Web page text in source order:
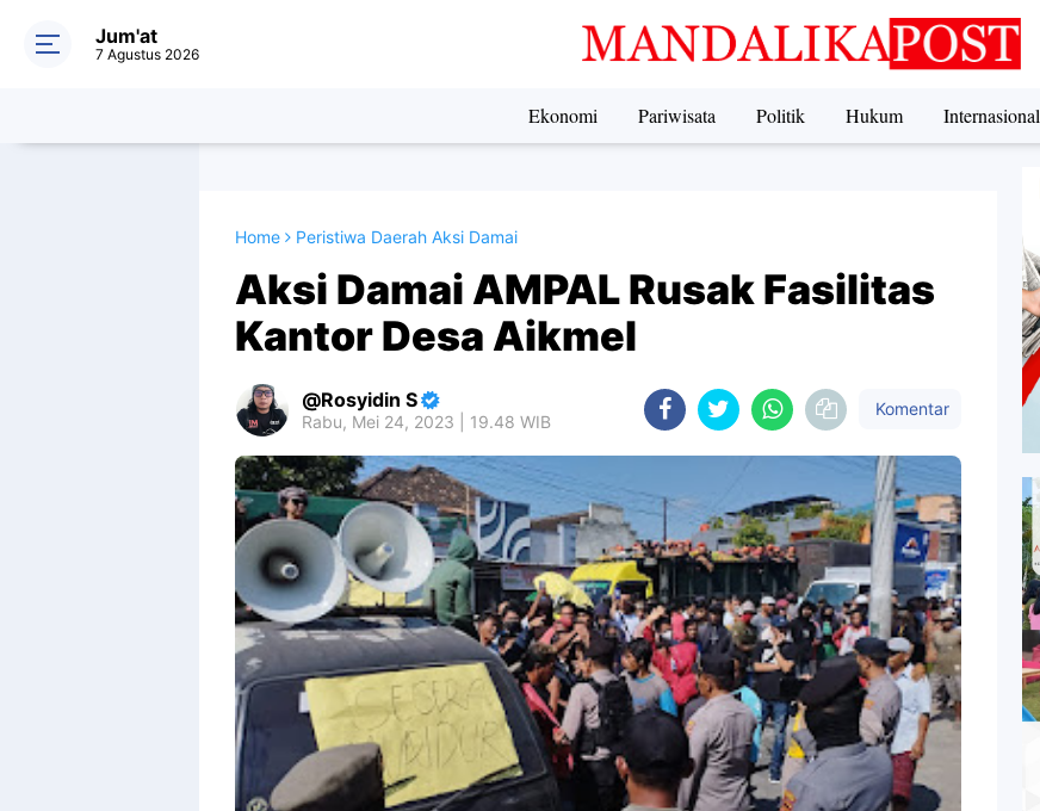
Jum'at
7 Agustus 2026
Ekonomi Pariwisata Politik Hukum Internasional
Home Peristiwa Daerah Aksi Damai
Aksi Damai AMPAL Rusak Fasilitas
Kantor Desa Aikmel
Rosyidin S
Rabu, Mei 24, 2023 | 19.48 WIB
Komentar